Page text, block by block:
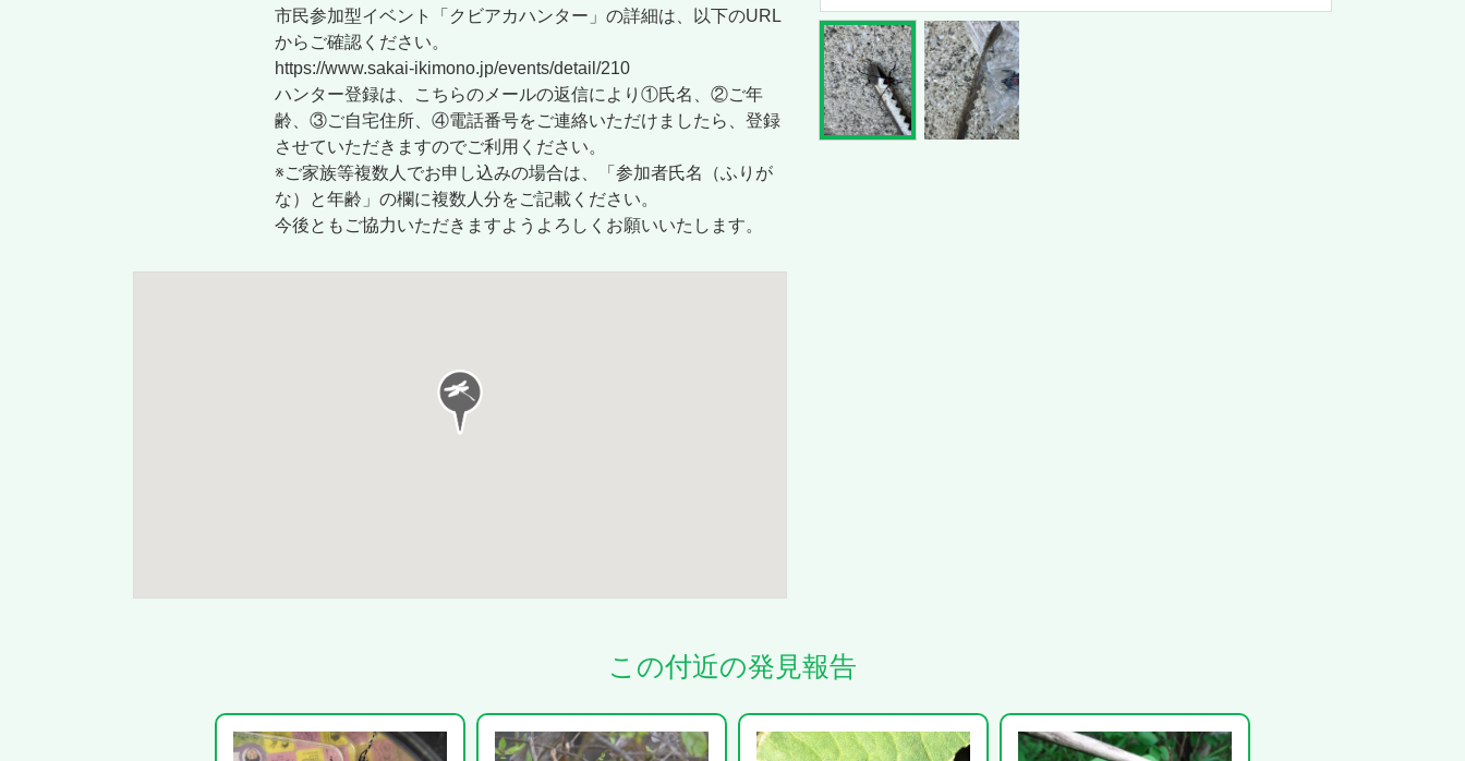
市民参加型イベント「クビアカハンター」の詳細は、以下のURL
からご確認ください。
https://www.sakai-ikimono.jp/events/detail/210
ハンター登録は、こちらのメールの返信により①氏名、②ご年
齢、③ご自宅住所、④電話番号をご連絡いただけましたら、登録
させていただきますのでご利用ください。
※ご家族等複数人でお申し込みの場合は、「参加者氏名（ふりが
な）と年齢」の欄に複数人分をご記載ください。
今後ともご協力いただきますようよろしくお願いいたします。
この付近の発見報告